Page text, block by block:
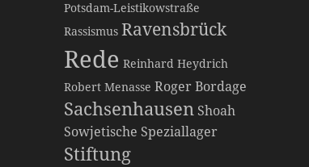
Potsdam-Leistikowstraße
Rassismus Ravensbrück
Rede Reinhard Heydrich
Robert Menasse Roger Bordage
Sachsenhausen Shoah
Sowjetische Speziallager
Stiftung